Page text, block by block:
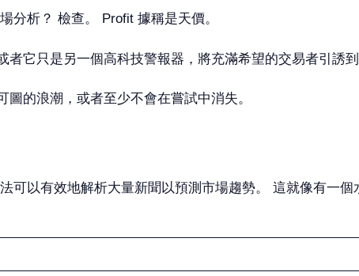
分析？ 檢查。 Profit 據稱是天價。
它只是另一個高科技警報器，將充滿希望的交易者引誘
的浪潮，或者至少不會在嘗試中消失。
可以有效地解析大量新聞以預測市場趨勢。 這就像有一個